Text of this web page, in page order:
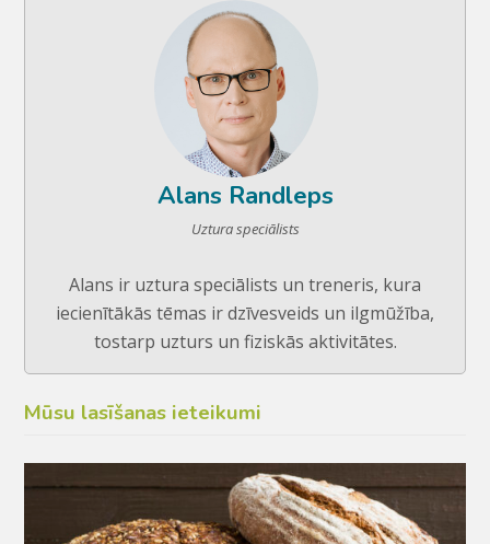
Alans Randleps
Uztura speciālists
Alans ir uztura speciālists un treneris, kura
iecienītākās tēmas ir dzīvesveids un ilgmūžība,
tostarp uzturs un fiziskās aktivitātes.
Mūsu lasīšanas ieteikumi